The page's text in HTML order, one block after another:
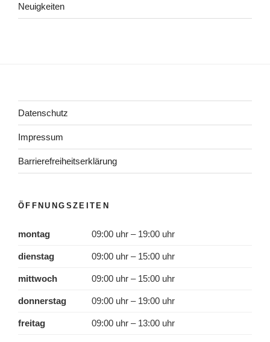
Neuigkeiten
Datenschutz
Impressum
Barrierefreiheitserklärung
ÖFFNUNGSZEITEN
montag 09:00 uhr – 19:00 uhr
dienstag 09:00 uhr – 15:00 uhr
mittwoch 09:00 uhr – 15:00 uhr
donnerstag 09:00 uhr – 19:00 uhr
freitag 09:00 uhr – 13:00 uhr